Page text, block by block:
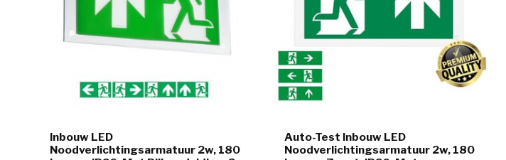
Inbouw LED
Noodverlichtingsarmatuur 2w, 180
Auto-Test Inbouw LED
Noodverlichtingsarmatuur 2w, 180